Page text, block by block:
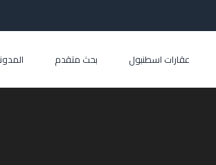
عقارات اسطنبول بحث متقدم